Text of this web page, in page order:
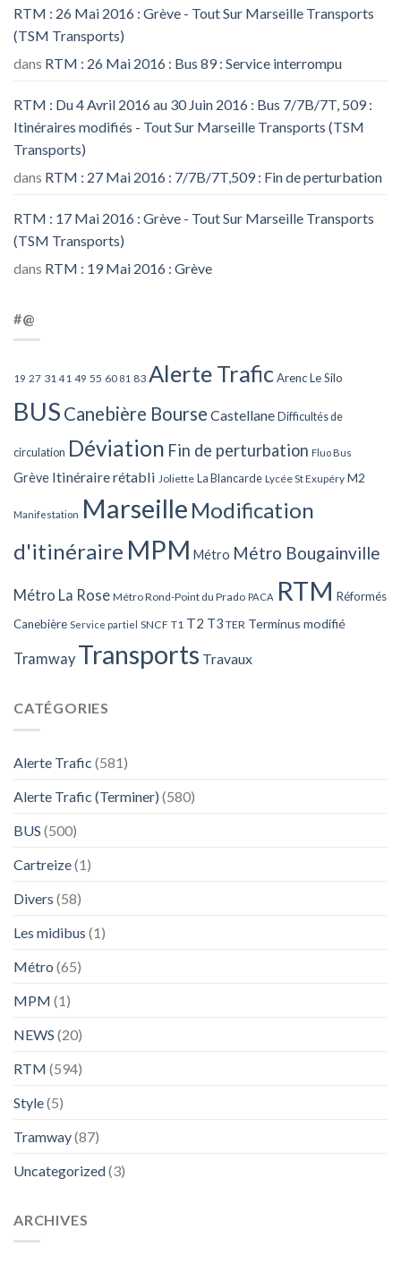
RTM : 26 Mai 2016 : Grève - Tout Sur Marseille Transports
(TSM Transports)
dans RTM : 26 Mai 2016 : Bus 89 : Service interrompu
RTM : Du 4 Avril 2016 au 30 Juin 2016 : Bus 7/7B/7T, 509 :
Itinéraires modifiés - Tout Sur Marseille Transports (TSM
Transports)
dans RTM : 27 Mai 2016 : 7/7B/7T,509 : Fin de perturbation
RTM : 17 Mai 2016 : Grève - Tout Sur Marseille Transports
(TSM Transports)
dans RTM : 19 Mai 2016 : Grève
#@
19 27 31 41 49 55 60 81 83 Alerte TraficArenc Le Silo
BUS Canebière Bourse Castellane Difficultés de
circulation Déviation Fin de perturbation Fluo Bus
Grève Itinéraire rétabli Joliette La Blancarde Lycée St Exupéry M2
Manifestation Marseille Modification
d'itinéraire MPM Métro Métro Bougainville
Métro La Rose Métro Rond-Point du Prado PACA RTM Réformés
Canebière Service partiel SNCF T1 T2 T3 TER Terminus modifié
Tramway Transports Travaux
CATÉGORIES
Alerte Trafic (581)
Alerte Trafic (Terminer) (580)
BUS (500)
Cartreize(1)
Divers (58)
Les midibus (1)
Métro (65)
MPM (1)
NEWS (20)
RTM (594)
Style(5)
Tramway(87)
Uncategorized(3)
ARCHIVES